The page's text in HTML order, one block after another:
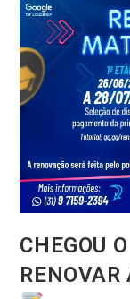
CHEGOU